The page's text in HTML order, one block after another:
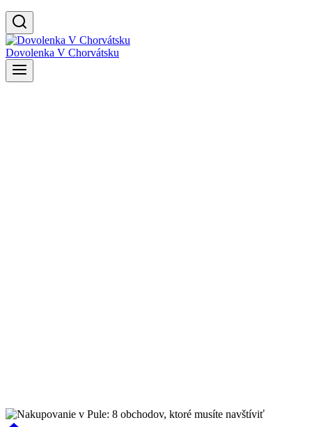
Dovolenka V Chorvátsku